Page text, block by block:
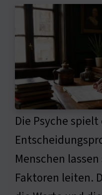
Die Psyche
Menschen
Faktoren leiten.